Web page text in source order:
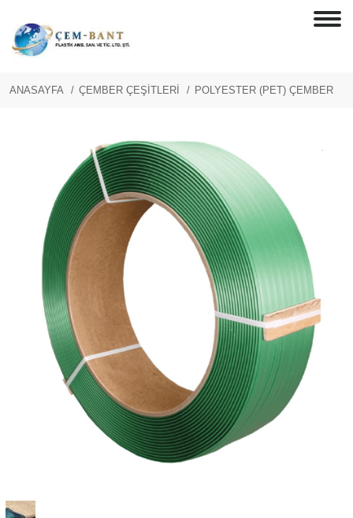
ANASAYFA ÇEMBER ÇEŞİTLERİ POLYESTER (PET) ÇEMBER